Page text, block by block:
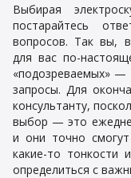
Выбирая
постарайтесь
вопросов. Так вы,
для вас по-
«подозреваемых»
запросы. Для
консультанту,
выбор — это
и они точно
какие-то тонкости
определиться с